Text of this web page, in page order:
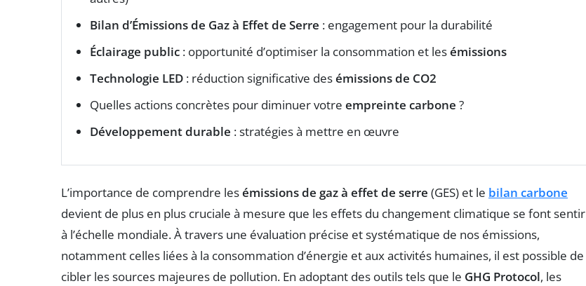
Bilan d’Émissions de Gaz à Effet de Serre : engagement pour la durabilité
Éclairage public : opportunité d’optimiser la consommation et lesémissions
Technologie LED : réduction significative desémissions de CO2
Quelles actions concrètes pour diminuer votre empreinte carbone ?
Développement durable : stratégies à mettre en œuvre
L’importance de comprendre lesémissions de gaz à effet de serre (GES) et le bilan carbone
devient de plus en plus cruciale à mesure que les effets du changement climatique se font sentir
à l’échelle mondiale. À travers une évaluation précise et systématique de nos émissions,
notamment celles liées à la consommation d’énergie et aux activités humaines, il est possible de
cibler les sources majeures de pollution. En adoptant des outils tels que le GHG Protocol, les